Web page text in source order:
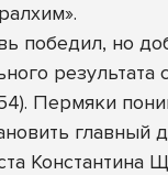
победил, но
результата
Пермяки
главный
Константина